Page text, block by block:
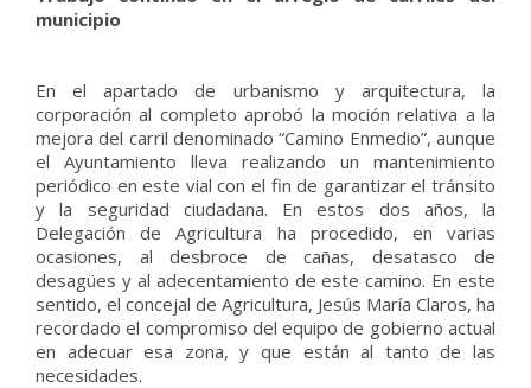
municipio
En el apartado de urbanismo y arquitectura, la
corporación al completo aprobó la moción relativa a la
mejora del carril denominado “Camino Enmedio”, aunque
el Ayuntamiento lleva realizando un mantenimiento
periódico en este vial con el fin de garantizar el tránsito
y la seguridad ciudadana. En estos dos años, la
Delegación de Agricultura ha procedido, en varias
ocasiones, al desbroce de cañas, desatasco de
desagües y al adecentamiento de este camino. En este
sentido, el concejal de Agricultura, Jesús María Claros, ha
recordado el compromiso del equipo de gobierno actual
en adecuar esa zona, y que están al tanto de las
necesidades.